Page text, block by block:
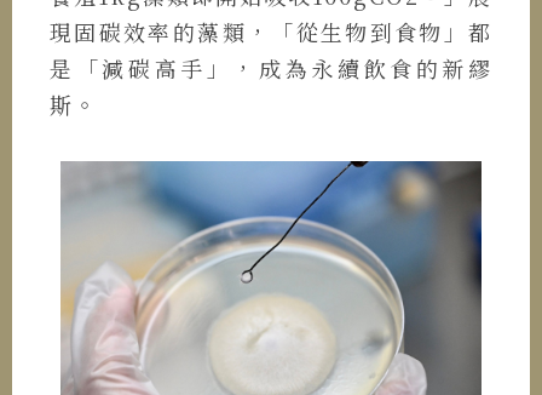
現固碳效率的藻類，「從生物到食物」都
是「減碳高手」，成為永續飲食的新繆
斯。